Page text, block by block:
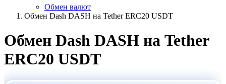
Обмен валют
Обмен Dash DASH на Tether ERC20 USDT
Обмен Dash DASH на Tether
ERC20 USDT